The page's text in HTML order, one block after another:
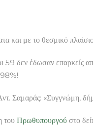
και με το θεσμικό
δεν έδωσαν επαρκείς
«Συγγνώμη,
του Πρωθυπουργού στο